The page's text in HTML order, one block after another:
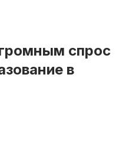
спрос
в